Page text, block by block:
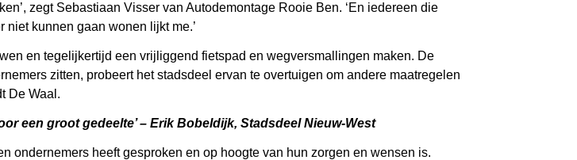
zegt Sebastiaan Visser van Autodemontage Rooie Ben. ‘En iedereen die
kunnen gaan wonen lijkt me.’
en tegelijkertijd een vrijliggend fietspad en wegversmallingen maken. De
zitten, probeert het stadsdeel ervan te overtuigen om andere maatregelen
De Waal.
een groot gedeelte’ – Erik Bobeldijk, Stadsdeel Nieuw-West
ondernemers heeft gesproken en op hoogte van hun zorgen en wensen is.